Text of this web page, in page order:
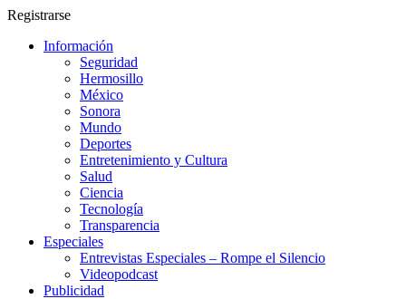
Registrarse
Información
Seguridad
Hermosillo
México
Sonora
Mundo
Deportes
Entretenimiento y Cultura
Salud
Ciencia
Tecnología
Transparencia
Especiales
Entrevistas Especiales – Rompe el Silencio
Videopodcast
Publicidad